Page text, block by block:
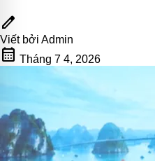
edit
Viết bởi Admin
calendar_month Tháng 7 4, 2026